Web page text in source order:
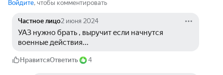
Войдите, чтобы комментировать
Частное лицо2 июня 2024
УАЗ нужно брать , выручит если начнутся
военные действия...
НравитсяОтветить 4